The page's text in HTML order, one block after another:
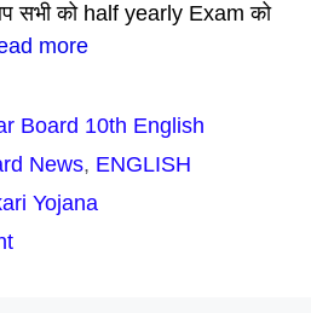
सभी को half yearly Exam को
more
Board 10th English
News, ENGLISH
Yojana